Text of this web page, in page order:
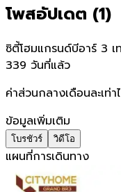
โพสอัปเดต (1)
ซิตี้โฮมแกรนด์บีอาร์ 3
339 วันที่แล้ว
ค่าส่วนกลางเดือนละเท่า
ข้อมูลเพิ่มเติม
โบรชัวร์ วิดีโอ
แผนที่การเดินทาง